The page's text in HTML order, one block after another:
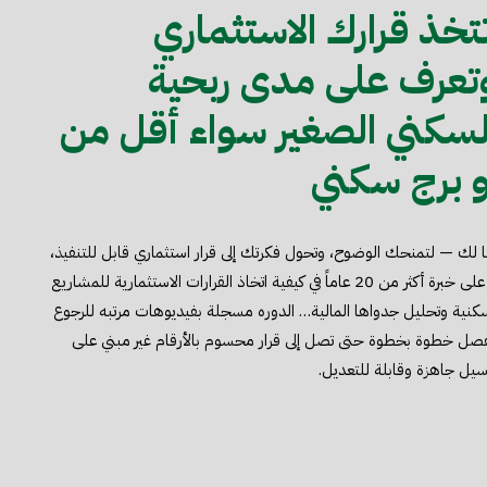
قرارك الاستثماري
على مدى ربحیة
الصغیر سواء أقل من
لتمنحك الوضوح، وتحول فكرتك إلى قرار استثماري قابل للتنفیذ،
من خلال منھج عملي مبني على خبرة أكثر من 20 عاماً في كیفیة اتخاذ القرارات الاستثماریة للمشاریع
وتحلیل جدواھا المالیة… الدوره مسجلة بفيديوهات مرتبه للرجوع
خطوة بخطوة حتى تصل إلى قرار محسوم بالأرقام غیر مبني على
جاھزة وقابلة للتعدیل.